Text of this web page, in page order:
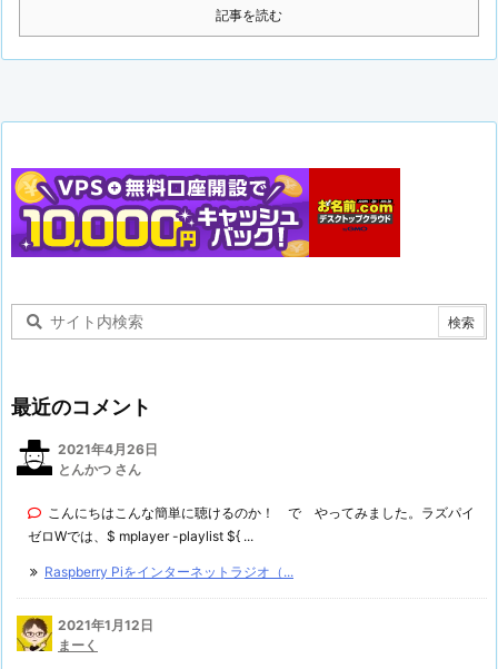
記事を読む
最近のコメント
2021年4月26日
とんかつ さん
こんにちはこんな簡単に聴けるのか！ で やってみました。ラズパイ
ゼロWでは、$ mplayer -playlist ${ ...
Raspberry Piをインターネットラジオ（...
2021年1月12日
まーく